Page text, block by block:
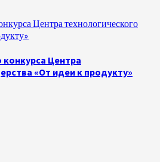
Центра технологического
конкурса Центра
«От идеи к продукту»